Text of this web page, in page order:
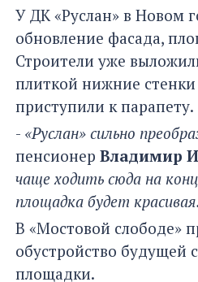
У ДК «Руслан» в Новом
обновление фасада,
Строители уже
плиткой нижние
приступили к парапету.
- «Руслан» сильно
пенсионер Владимир
чаще ходить сюда на
площадка будет
В «Мостовой слободе»
обустройство будущей
площадки.